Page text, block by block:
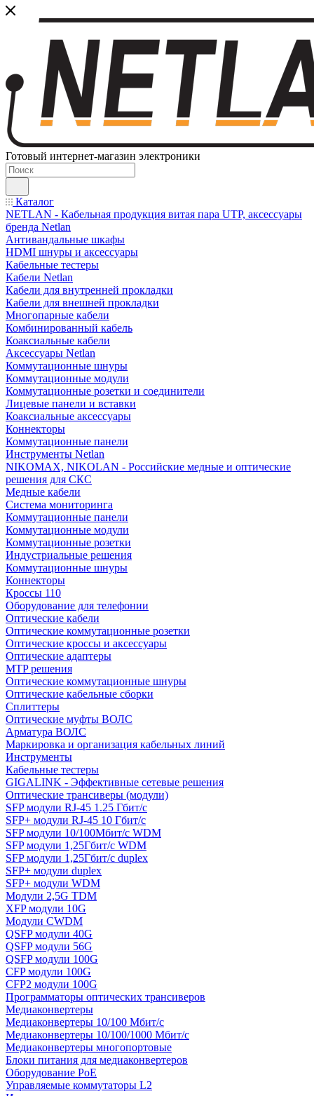
Готовый интернет-магазин электроники
Каталог
NETLAN - Кабельная продукция витая пара UTP, аксессуары
бренда Netlan
Антивандальные шкафы
HDMI шнуры и аксессуары
Кабельные тестеры
Кабели Netlan
Кабели для внутренней прокладки
Кабели для внешней прокладки
Многопарные кабели
Комбинированный кабель
Коаксиальные кабели
Аксессуары Netlan
Коммутационные шнуры
Коммутационные модули
Коммутационные розетки и соединители
Лицевые панели и вставки
Коаксиальные аксессуары
Коннекторы
Коммутационные панели
Инструменты Netlan
NIKOMAX, NIKOLAN - Российские медные и оптические
решения для СКС
Медные кабели
Система мониторинга
Коммутационные панели
Коммутационные модули
Коммутационные розетки
Индустриальные решения
Коммутационные шнуры
Коннекторы
Кроссы 110
Оборудование для телефонии
Оптические кабели
Оптические коммутационные розетки
Оптические кроссы и аксессуары
Оптические адаптеры
MTP решения
Оптические коммутационные шнуры
Оптические кабельные сборки
Сплиттеры
Оптические муфты ВОЛС
Арматура ВОЛС
Маркировка и организация кабельных линий
Инструменты
Кабельные тестеры
GIGALINK - Эффективные сетевые решения
Оптические трансиверы (модули)
SFP модули RJ-45 1.25 Гбит/c
SFP+ модули RJ-45 10 Гбит/c
SFP модули 10/100Мбит/с WDM
SFP модули 1,25Гбит/с WDM
SFP модули 1,25Гбит/с duplex
SFP+ модули duplex
SFP+ модули WDM
Модули 2,5G TDM
XFP модули 10G
Модули CWDM
QSFP модули 40G
QSFP модули 56G
QSFP модули 100G
CFP модули 100G
CFP2 модули 100G
Программаторы оптических трансиверов
Медиаконвертеры
Медиаконвертеры 10/100 Мбит/с
Медиаконвертеры 10/100/1000 Мбит/c
Медиаконвертеры многопортовые
Блоки питания для медиаконвертеров
Оборудование PoE
Управляемые коммутаторы L2